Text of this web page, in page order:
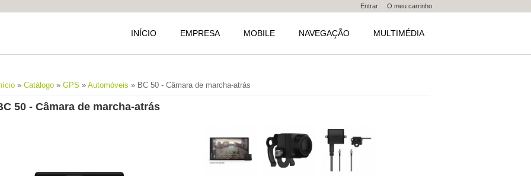
Entrar O meu carrinho
INÍCIO EMPRESA MOBILE NAVEGAÇÃO MULTIMÉDIA
aqui
»Catálogo »GPS »Automóveis » BC 50 - Câmara de marcha-atrás
50 - Câmara de marcha-atrás